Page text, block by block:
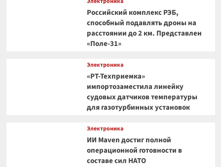
Российский комплекс РЭБ,
способный подавлять дроны на
расстоянии до 2 км. Представлен
«Поле-31»
Электроника
«РТ-Техприемка»
импортозаместила линейку
судовых датчиков температуры
для газотурбинных установок
Электроника
ИИ Maven достиг полной
операционной готовности в
составе сил НАТО